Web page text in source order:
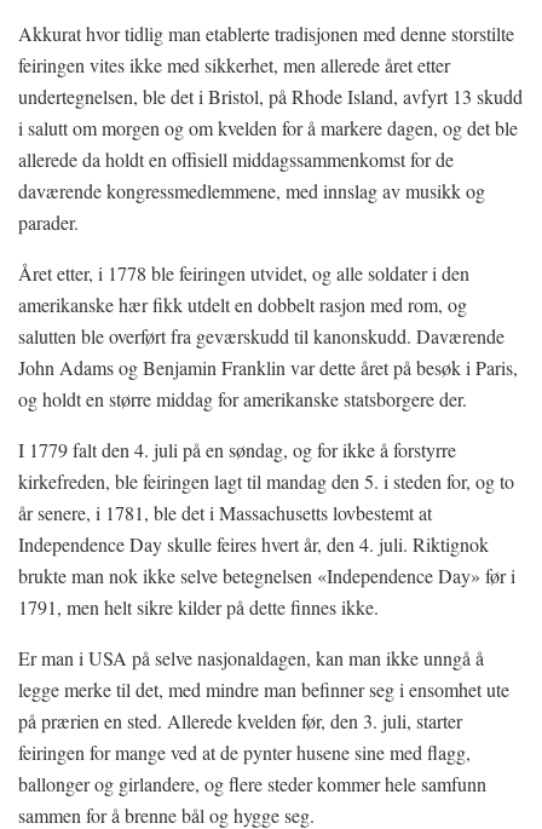
Akkurat hvor tidlig man etablerte tradisjonen med denne storstilte
feiringen vites ikke med sikkerhet, men allerede året etter
undertegnelsen, ble det i Bristol, på Rhode Island, avfyrt 13 skudd
i salutt om morgen og om kvelden for å markere dagen, og det ble
allerede da holdt en offisiell middagssammenkomst for de
daværende kongressmedlemmene, med innslag av musikk og
parader.
Året etter, i 1778 ble feiringen utvidet, og alle soldater i den
amerikanske hær fikk utdelt en dobbelt rasjon med rom, og
salutten ble overført fra geværskudd til kanonskudd. Daværende
John Adams og Benjamin Franklin var dette året på besøk i Paris,
og holdt en større middag for amerikanske statsborgere der.
I 1779 falt den 4. juli på en søndag, og for ikke å forstyrre
kirkefreden, ble feiringen lagt til mandag den 5. i steden for, og to
år senere, i 1781, ble det i Massachusetts lovbestemt at
Independence Day skulle feires hvert år, den 4. juli. Riktignok
brukte man nok ikke selve betegnelsen «Independence Day» før i
1791, men helt sikre kilder på dette finnes ikke.
Er man i USA på selve nasjonaldagen, kan man ikke unngå å
legge merke til det, med mindre man befinner seg i ensomhet ute
på prærien en sted. Allerede kvelden før, den 3. juli, starter
feiringen for mange ved at de pynter husene sine med flagg,
ballonger og girlandere, og flere steder kommer hele samfunn
sammen for å brenne bål og hygge seg.